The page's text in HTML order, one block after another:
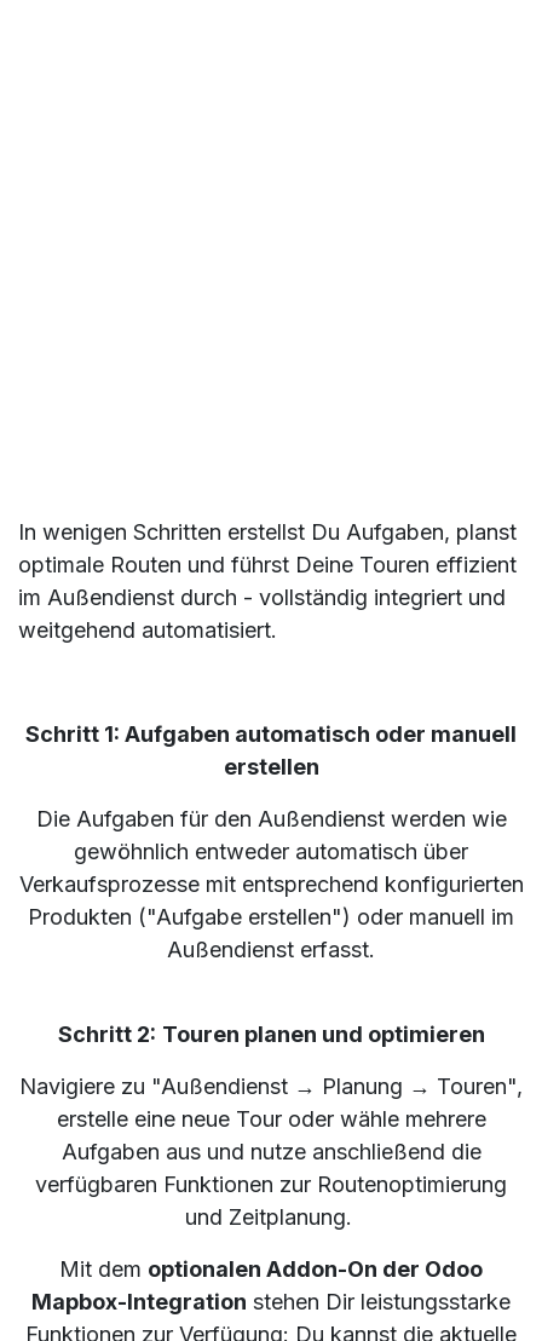
In wenigen Schritten erstellst Du Aufgaben, planst
optimale Routen und führst Deine Touren effizient
im Außendienst durch - vollständig integriert und
weitgehend automatisiert.
Schritt 1: Aufgaben automatisch oder manuell
erstellen
Die Aufgaben für den Außendienst werden wie
gewöhnlich entweder automatisch über
Verkaufsprozesse mit entsprechend konfigurierten
Produkten ("Aufgabe erstellen") oder manuell im
Außendienst erfasst.
Schritt 2: Touren planen und optimieren
Navigiere zu "Außendienst → Planung → Touren",
erstelle eine neue Tour oder wähle mehrere
Aufgaben aus und nutze anschließend die
verfügbaren Funktionen zur Routenoptimierung
und Zeitplanung.
Mit dem optionalen Addon-On der Odoo
Mapbox-Integration stehen Dir leistungsstarke
Funktionen zur Verfügung: Du kannst die aktuelle